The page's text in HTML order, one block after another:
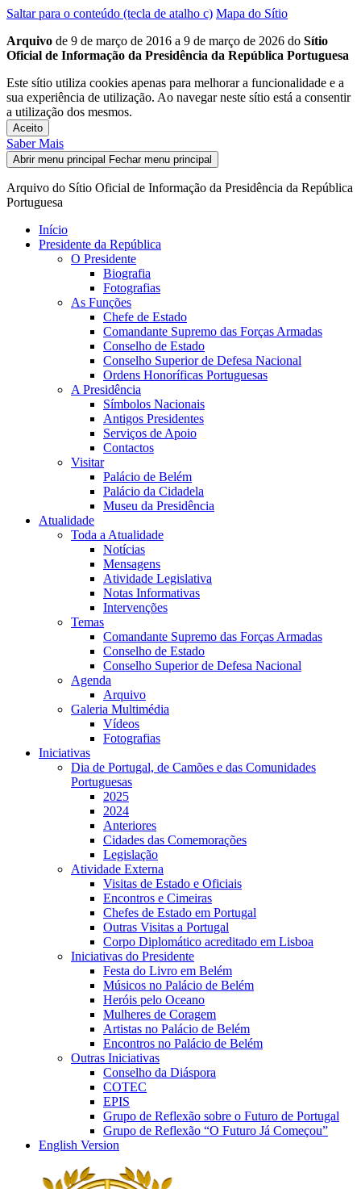
Saltar para o conteúdo (tecla de atalho c) Mapa do Sítio
Arquivo de 9 de março de 2016 a 9 de março de 2026 do Sítio
Oficial de Informação da Presidência da República Portuguesa
Este sítio utiliza cookies apenas para melhorar a funcionalidade e a
sua experiência de utilização. Ao navegar neste sítio está a consentir
a utilização dos mesmos.
Aceito
Saber Mais
Abrir menu principal Fechar menu principal
Arquivo do Sítio Oficial de Informação da Presidência da República
Portuguesa
Início
Presidente da República
O Presidente
Biografia
Fotografias
As Funções
Chefe de Estado
Comandante Supremo das Forças Armadas
Conselho de Estado
Conselho Superior de Defesa Nacional
Ordens Honoríficas Portuguesas
A Presidência
Símbolos Nacionais
Antigos Presidentes
Serviços de Apoio
Contactos
Visitar
Palácio de Belém
Palácio da Cidadela
Museu da Presidência
Atualidade
Toda a Atualidade
Notícias
Mensagens
Atividade Legislativa
Notas Informativas
Intervenções
Temas
Comandante Supremo das Forças Armadas
Conselho de Estado
Conselho Superior de Defesa Nacional
Agenda
Arquivo
Galeria Multimédia
Vídeos
Fotografias
Iniciativas
Dia de Portugal, de Camões e das Comunidades
Portuguesas
2025
2024
Anteriores
Cidades das Comemorações
Legislação
Atividade Externa
Visitas de Estado e Oficiais
Encontros e Cimeiras
Chefes de Estado em Portugal
Outras Visitas a Portugal
Corpo Diplomático acreditado em Lisboa
Iniciativas do Presidente
Festa do Livro em Belém
Músicos no Palácio de Belém
Heróis pelo Oceano
Mulheres de Coragem
Artistas no Palácio de Belém
Encontros no Palácio de Belém
Outras Iniciativas
Conselho da Diáspora
COTEC
EPIS
Grupo de Reflexão sobre o Futuro de Portugal
Grupo de Reflexão “O Futuro Já Começou”
English Version